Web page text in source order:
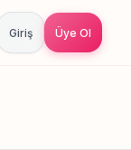
Giriş Üye Ol